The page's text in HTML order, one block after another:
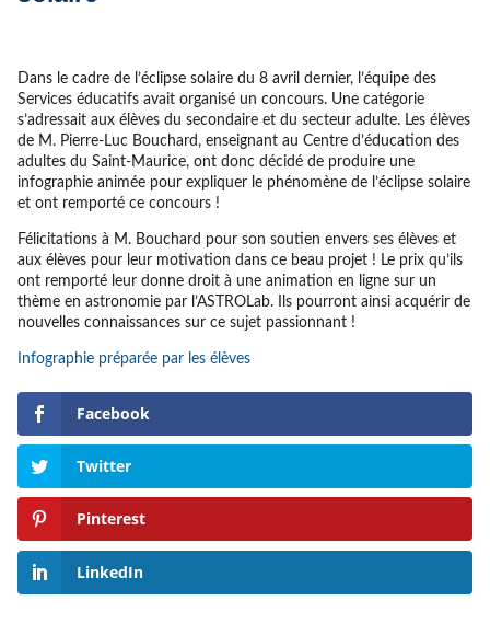
Dans le cadre de l’éclipse solaire du 8 avril dernier, l’équipe des
Services éducatifs avait organisé un concours. Une catégorie
s’adressait aux élèves du secondaire et du secteur adulte. Les élèves
de M. Pierre-Luc Bouchard, enseignant au Centre d’éducation des
adultes du Saint-Maurice, ont donc décidé de produire une
infographie animée pour expliquer le phénomène de l’éclipse solaire
et ont remporté ce concours !
Félicitations à M. Bouchard pour son soutien envers ses élèves et
aux élèves pour leur motivation dans ce beau projet ! Le prix qu’ils
ont remporté leur donne droit à une animation en ligne sur un
thème en astronomie par l’ASTROLab. Ils pourront ainsi acquérir de
nouvelles connaissances sur ce sujet passionnant !
Infographie préparée par les élèves
Facebook
Twitter
Pinterest
LinkedIn